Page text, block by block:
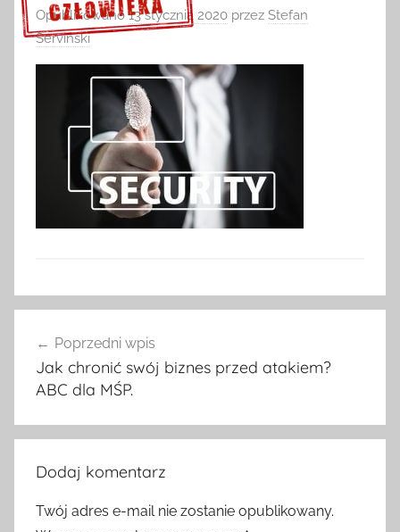
Sprawdź szczegóły >>>
Opublikowano13 stycznia 2020 przez Stefan
Serviński
wpisu
Poprzedni wpis
Jak chronić swój biznes przed atakiem?
ABC dla MŚP.
Dodaj komentarz
Twój adres e-mail nie zostanie opublikowany.